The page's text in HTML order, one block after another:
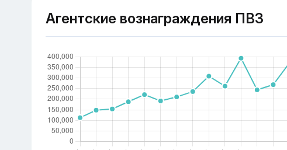
Агентские вознаграждения ПВЗ